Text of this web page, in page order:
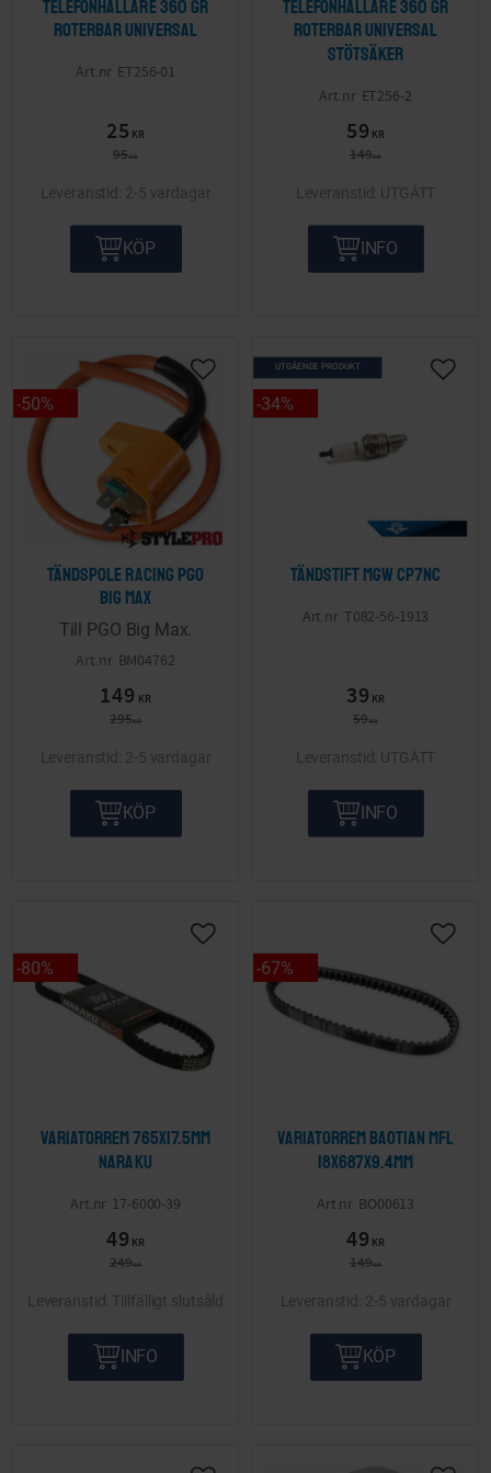
Telefonhållare 360 gr
roterbar Universal
ET256-01
25 KR
95KR
2-5 vardagar
KÖP
Telefonhållare 360 gr
roterbar Universal
stötsäker
ET256-2
59 KR
149KR
UTGÅTT
INFO
Tändspole Racing PGO
Big Max
Till PGO Big Max.
BM04762
149 KR
295KR
50%
Lägg till i önskelista
2-5 vardagar
KÖP
Tändstift MGW CP7NC
T082-56-1913
39 KR
59KR
34%
UTGÅENDE PRODUKT
Lägg
UTGÅTT
INFO
Variatorrem 765x17.5mm
Naraku
17-6000-39
49 KR
249KR
80%
Lägg till i önskelista
Tillfälligt slutsåld
INFO
Variatorrem Baotian mfl
18x687x9.4mm
BO00613
49 KR
149KR
67%
Lägg
2-5 vardagar
KÖP